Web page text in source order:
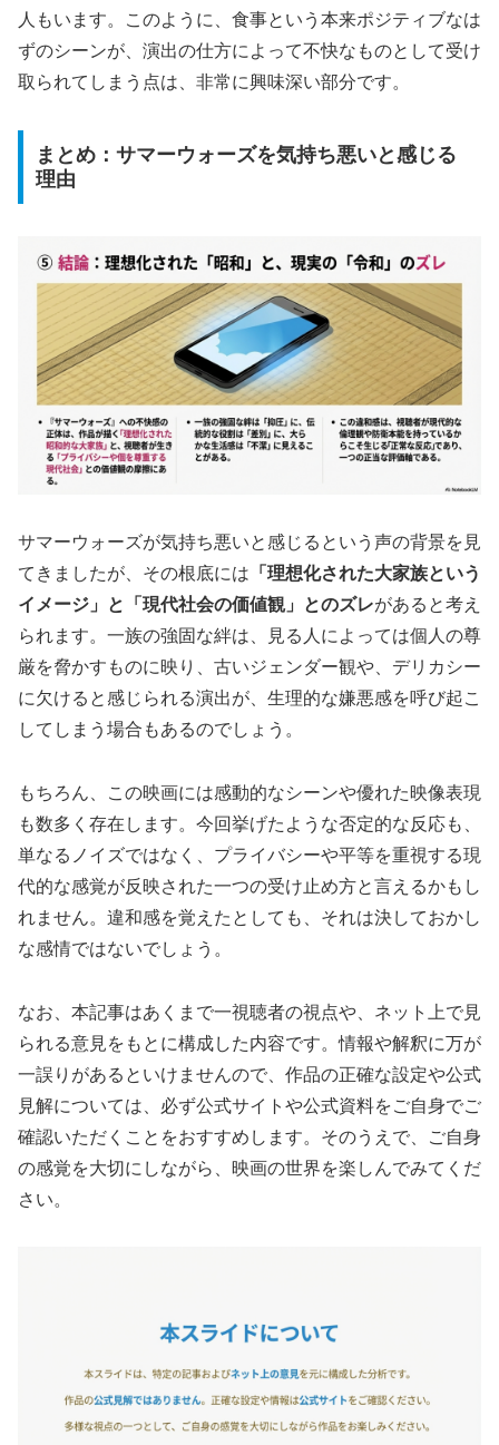
人もいます。このように、食事という本来ポジティブなは
ずのシーンが、演出の仕方によって不快なものとして受け
取られてしまう点は、非常に興味深い部分です。
まとめ：サマーウォーズを気持ち悪いと感じる
理由
サマーウォーズが気持ち悪いと感じるという声の背景を見
てきましたが、その根底には 「理想化された大家族という
イメージ」と「現代社会の価値観」とのズレがあると考え
られます。一族の強固な絆は、見る人によっては個人の尊
厳を脅かすものに映り、古いジェンダー観や、デリカシー
に欠けると感じられる演出が、生理的な嫌悪感を呼び起こ
してしまう場合もあるのでしょう。
もちろん、この映画には感動的なシーンや優れた映像表現
も数多く存在します。今回挙げたような否定的な反応も、
単なるノイズではなく、プライバシーや平等を重視する現
代的な感覚が反映された一つの受け止め方と言えるかもし
れません。違和感を覚えたとしても、それは決しておかし
な感情ではないでしょう。
なお、本記事はあくまで一視聴者の視点や、ネット上で見
られる意見をもとに構成した内容です。情報や解釈に万が
一誤りがあるといけませんので、作品の正確な設定や公式
見解については、必ず公式サイトや公式資料をご自身でご
確認いただくことをおすすめします。そのうえで、ご自身
の感覚を大切にしながら、映画の世界を楽しんでみてくだ
さい。